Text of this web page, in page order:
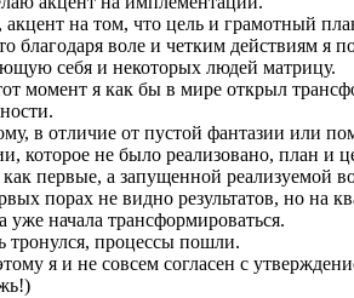
акцент на том, что цель и грамотный
благодаря воле и четким действиям я
себя и некоторых людей матрицу.
момент я как бы в мире открыл
в отличие от пустой фантазии или
которое не было реализовано, план и
первые, а запущенной реализуемой
порах не видно результатов, но на
уже начала трансформироваться.
тронулся, процессы пошли.
я и не совсем согласен с